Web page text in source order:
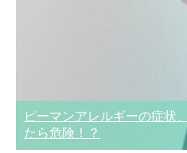
ピーマンアレルギーの症状
たら危険！？